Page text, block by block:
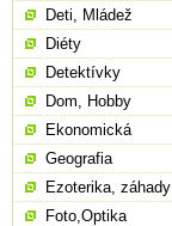
Deti, Mládež
Diéty
Detektívky
Dom, Hobby
Ekonomická
Geografia
Ezoterika, záhady
Foto,Optika